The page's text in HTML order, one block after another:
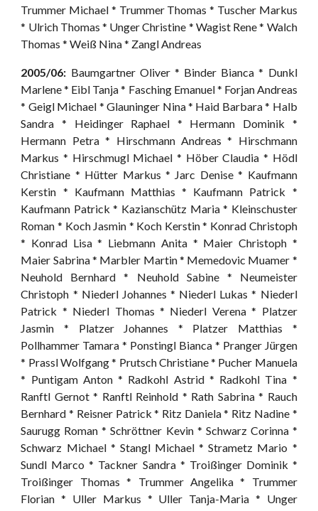
Trummer Michael * Trummer Thomas * Tuscher Markus
* Ulrich Thomas * Unger Christine * Wagist Rene * Walch
Thomas * Weiß Nina * Zangl Andreas
2005/06: Baumgartner Oliver * Binder Bianca * Dunkl
Marlene * Eibl Tanja * Fasching Emanuel * Forjan Andreas
* Geigl Michael * Glauninger Nina * Haid Barbara * Halb
Sandra * Heidinger Raphael * Hermann Dominik *
Hermann Petra * Hirschmann Andreas * Hirschmann
Markus * Hirschmugl Michael * Höber Claudia * Hödl
Christiane * Hütter Markus * Jarc Denise * Kaufmann
Kerstin * Kaufmann Matthias * Kaufmann Patrick *
Kaufmann Patrick * Kazianschütz Maria * Kleinschuster
Roman * Koch Jasmin * Koch Kerstin * Konrad Christoph
* Konrad Lisa * Liebmann Anita * Maier Christoph *
Maier Sabrina * Marbler Martin * Memedovic Muamer *
Neuhold Bernhard * Neuhold Sabine * Neumeister
Christoph * Niederl Johannes * Niederl Lukas * Niederl
Patrick * Niederl Thomas * Niederl Verena * Platzer
Jasmin * Platzer Johannes * Platzer Matthias *
Pollhammer Tamara * Ponstingl Bianca * Pranger Jürgen
* Prassl Wolfgang * Prutsch Christiane * Pucher Manuela
* Puntigam Anton * Radkohl Astrid * Radkohl Tina *
Ranftl Gernot * Ranftl Reinhold * Rath Sabrina * Rauch
Bernhard * Reisner Patrick * Ritz Daniela * Ritz Nadine *
Saurugg Roman * Schröttner Kevin * Schwarz Corinna *
Schwarz Michael * Stangl Michael * Strametz Mario *
Sundl Marco * Tackner Sandra * Troißinger Dominik *
Troißinger Thomas * Trummer Angelika * Trummer
Florian * Uller Markus * Uller Tanja-Maria * Unger